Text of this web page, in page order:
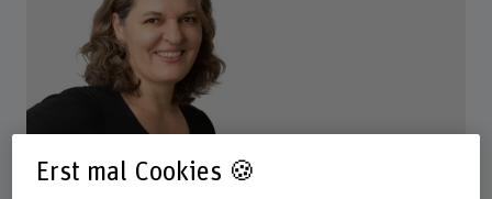
Nancy Bourgeois Luethi
Erst mal Cookies 🍪